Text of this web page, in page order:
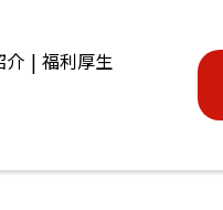
介
福利厚生